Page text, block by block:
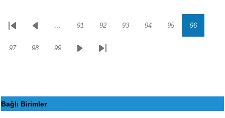
Sayfalama
İlk
Önceki… Sayfa
91 Sayfa
92 Sayfa
93 Sayfa
94 Sayfa
95 Sayfa
96
Sayfa
97 Sayfa
98 Sayfa
99
SonrakiSon
Bağlı Birimler